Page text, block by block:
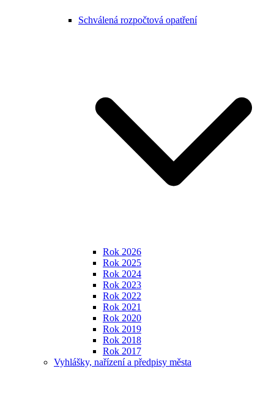
Schválená rozpočtová opatření
Rok 2026
Rok 2025
Rok 2024
Rok 2023
Rok 2022
Rok 2021
Rok 2020
Rok 2019
Rok 2018
Rok 2017
Vyhlášky, nařízení a předpisy města